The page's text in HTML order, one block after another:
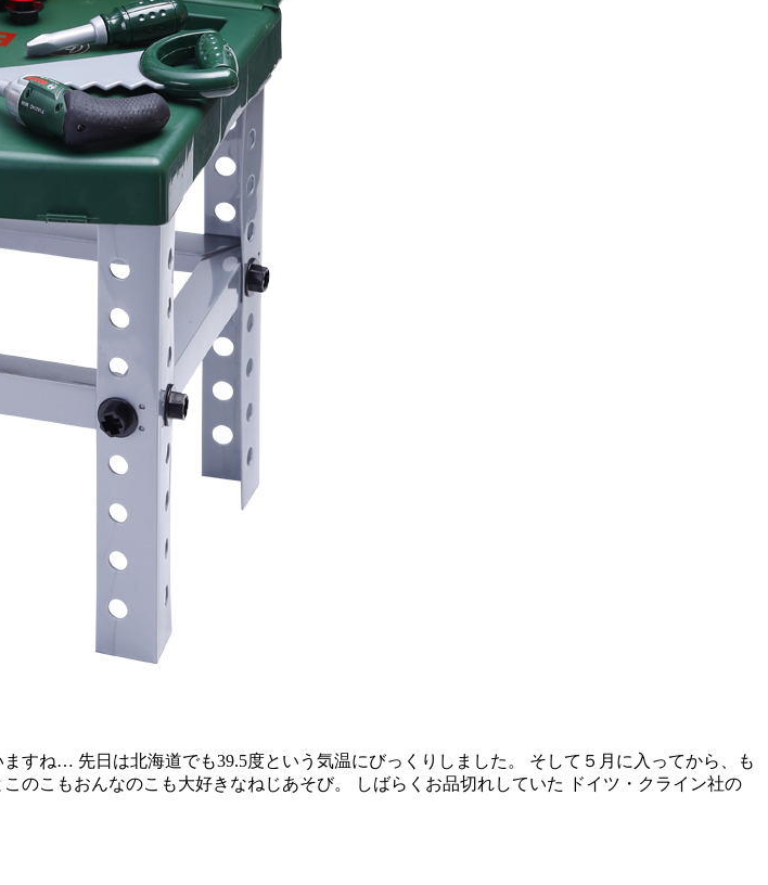
すね… 先日は北海道でも39.5度という気温にびっくりしました。 そして５月に入ってから、も
のこもおんなのこも大好きなねじあそび。 しばらくお品切れしていた ドイツ・クライン社の